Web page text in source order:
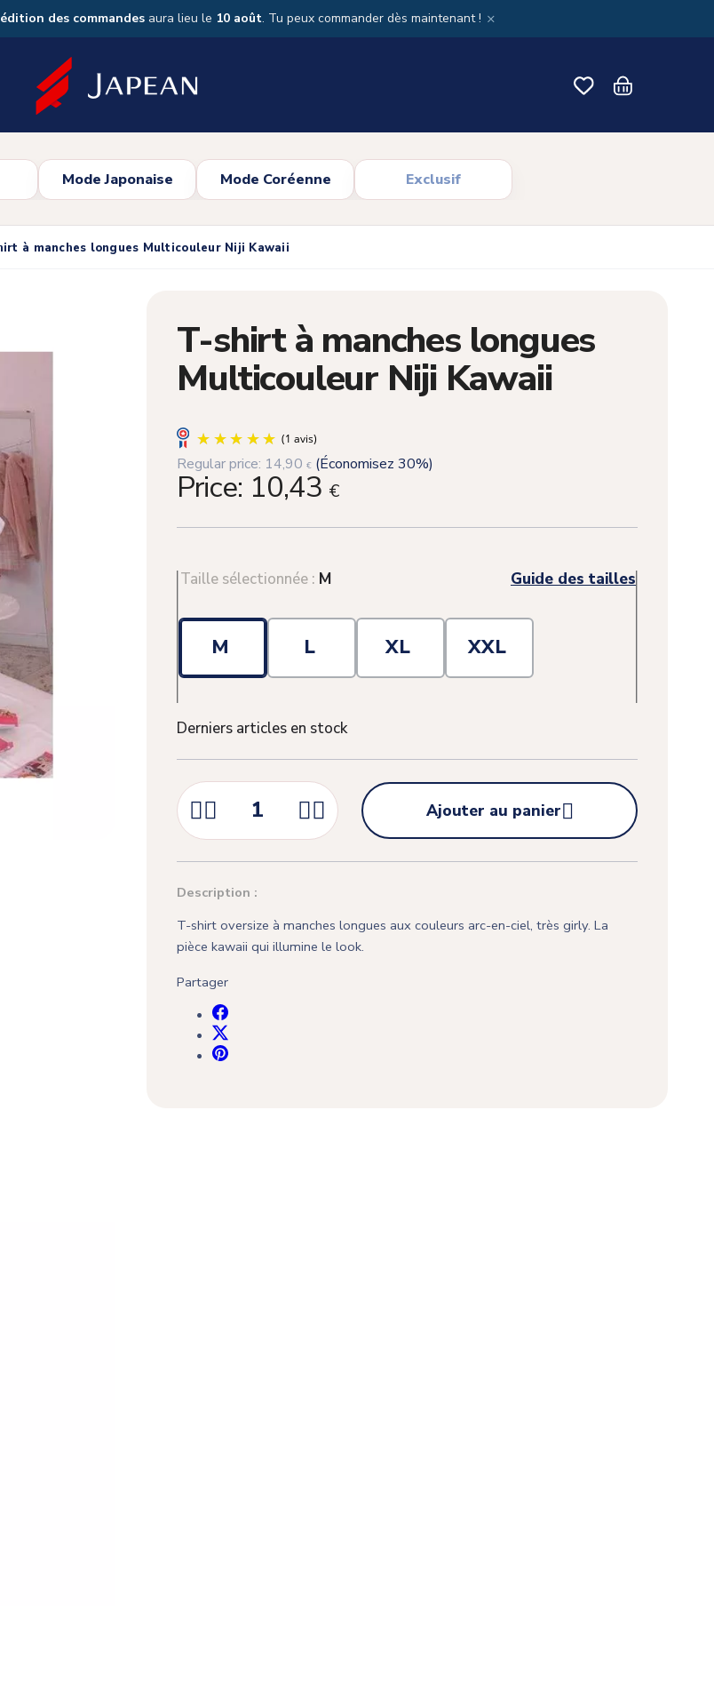
des commandes aura lieu le 10 août. Tu peux commander dès maintenant ! ×
Mode Japonaise Mode Coréenne Exclusif
à manches longues Multicouleur Niji Kawaii
T-shirt à manches longues
Multicouleur Niji Kawaii
Regular price: 14,90€ (Économisez 30%)
Price: 10,43 €
Taille sélectionnée : M Guide des tailles
M L XL XXL
Derniers articles en stock
  
Ajouter au panier
Description :
T-shirt oversize à manches longues aux couleurs arc-en-ciel, très girly. La
pièce kawaii qui illumine le look.
Partager